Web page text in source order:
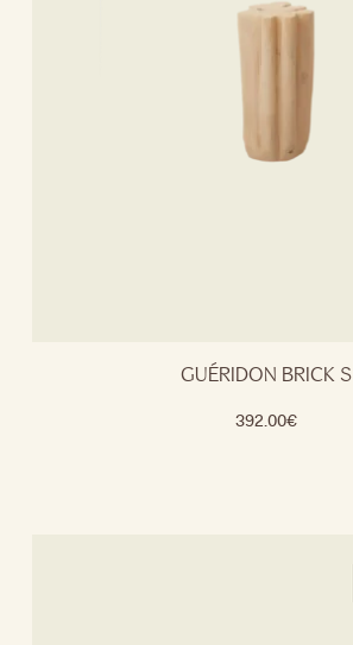
GUÉRIDON BRICK S
392.00€